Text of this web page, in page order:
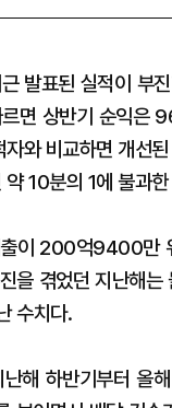
발표된 실적이 부
면 상반기 순익은
와 비교하면 개선
10분의 1에 불과
이 200억9400만
을 겪었던 지난해
수치다.
해 하반기부터 올